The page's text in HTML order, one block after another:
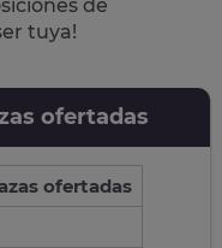
de
tuya!
ofertadas
ofertadas